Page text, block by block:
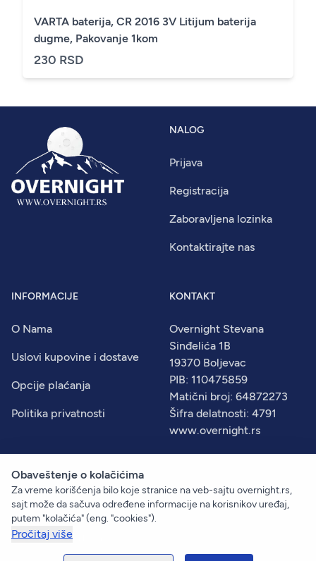
VARTA baterija, CR 2016 3V Litijum baterija
dugme, Pakovanje 1kom
230 RSD
NALOG
Prijava
Registracija
Zaboravljena lozinka
Kontaktirajte nas
INFORMACIJE
O Nama
Uslovi kupovine i dostave
Opcije plaćanja
Politika privatnosti
KONTAKT
Overnight Stevana
Sinđelića 1B
19370 Boljevac
PIB: 110475859
Matični broj: 64872273
Šifra delatnosti: 4791
www.overnight.rs
© 2026Overnight. Sva prava zadržana.
Created by:Dejan Vukelić
Obaveštenje o kolačićima
Za vreme korišćenja bilo koje stranice na veb-sajtu overnight.rs,
sajt može da sačuva određene informacije na korisnikov uređaj,
putem "kolačića" (eng. "cookies").
Pročitaj više